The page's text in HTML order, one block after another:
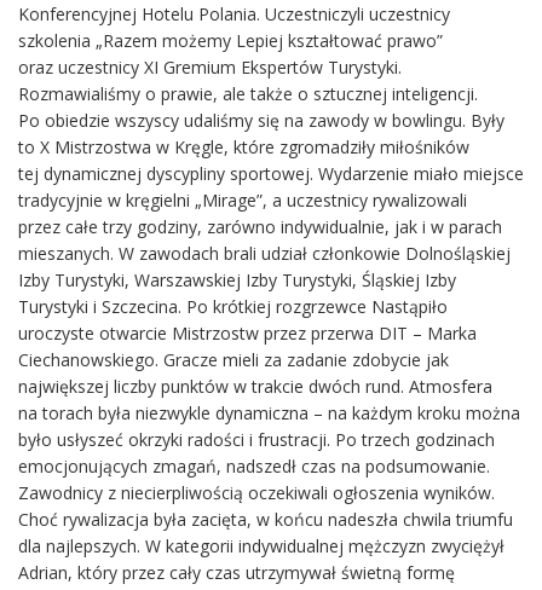
Konferencyjnej Hotelu Polania. Uczestniczyli uczestnicy
szkolenia „Razem możemy Lepiej kształtować prawo”
oraz uczestnicy XI Gremium Ekspertów Turystyki.
Rozmawialiśmy o prawie, ale także o sztucznej inteligencji.
Po obiedzie wszyscy udaliśmy się na zawody w bowlingu. Były
to X Mistrzostwa w Kręgle, które zgromadziły miłośników
tej dynamicznej dyscypliny sportowej. Wydarzenie miało miejsce
tradycyjnie w kręgielni „Mirage”, a uczestnicy rywalizowali
przez całe trzy godziny, zarówno indywidualnie, jak i w parach
mieszanych. W zawodach brali udział członkowie Dolnośląskiej
Izby Turystyki, Warszawskiej Izby Turystyki, Śląskiej Izby
Turystyki i Szczecina. Po krótkiej rozgrzewce Nastąpiło
uroczyste otwarcie Mistrzostw przez przerwa DIT – Marka
Ciechanowskiego. Gracze mieli za zadanie zdobycie jak
największej liczby punktów w trakcie dwóch rund. Atmosfera
na torach była niezwykle dynamiczna – na każdym kroku można
było usłyszeć okrzyki radości i frustracji. Po trzech godzinach
emocjonujących zmagań, nadszedł czas na podsumowanie.
Zawodnicy z niecierpliwością oczekiwali ogłoszenia wyników.
Choć rywalizacja była zacięta, w końcu nadeszła chwila triumfu
dla najlepszych. W kategorii indywidualnej mężczyzn zwyciężył
Adrian, który przez cały czas utrzymywał świetną formę